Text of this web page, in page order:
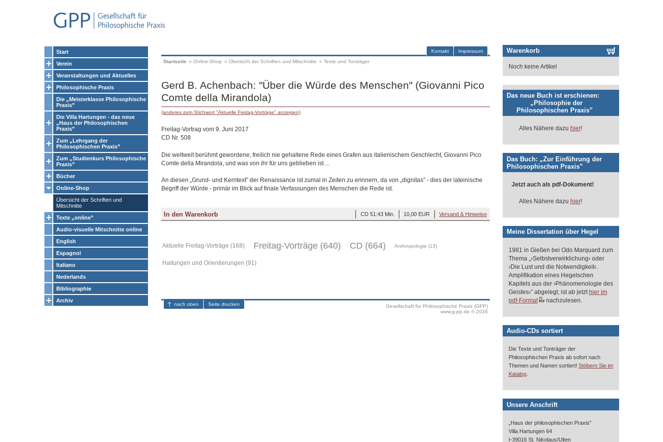
Start
Verein
Veranstaltungen und Aktuelles
Philosophische Praxis
Die „Meisterklasse Philosophische
Praxis”
Die Villa Hartungen - das neue
„Haus der Philosophischen
Praxis”
Zum „Lehrgang der
Philosophischen Praxis”
Zum „Studienkurs Philosophische
Praxis”
Bücher
Online-Shop
Übersicht der Schriften und
Mitschnitte
Texte „online”
Audio-visuelle Mitschnitte online
English
Espagnol
Italiano
Nederlands
Bibliographie
Archiv
Impressum
Kontakt
Startseite » Online-Shop » Übersicht der Schriften und Mitschnitte » Texte und Tonträger
Gerd B. Achenbach: "Über die Würde des Menschen" (Giovanni Pico
Comte della Mirandola)
(anderes zum Stichwort "Aktuelle Freitag-Vorträge" anzeigen)
Freitag-Vortrag vom 9. Juni 2017
CD Nr. 508
Die weltweit berühmt gewordene, freilich nie gehaltene Rede eines Grafen aus italienischem Geschlecht, Giovanni Pico
Comte della Mirandola, und was von ihr für uns geblieben ist ...
An diesen „Grund- und Kerntext” der Renaissance ist zumal in Zeiten zu erinnern, da von „dignitas” - dies der lateinische
Begriff der Würde - primär im Blick auf finale Verfassungen des Menschen die Rede ist.
Versand & Hinweise
10,00 EUR
CD 51:43 Min.
Aktuelle Freitag-Vorträge (168) Freitag-Vorträge (640) CD (664) Anthropologie (13)
Haltungen und Orientierungen (91)
Gesellschaft für Philosophische Praxis (GPP)
www.g-pp.de © 2026
nach oben Seite drucken
Warenkorb
Noch keine Artikel
Das neue Buch ist erschienen:
„Philosophie der
Philosophischen Praxis”
Alles Nähere dazu hier!
Das Buch: „Zur Einführung der
Philosophischen Praxis”
Jetzt auch als pdf-Dokument!
Alles Nähere dazu hier!
Meine Dissertation über Hegel
1981 in Gießen bei Odo Marquard zum
Thema „›Selbstverwirklichung‹ oder
›Die Lust und die Notwendigkeit‹.
Amplifikation eines Hegelschen
Kapitels aus der ›Phänomenologie des
Geistes‹” abgelegt, ist ab jetzt hier im
pdf-Format
nachzulesen.
Audio-CDs sortiert
Die Texte und Tonträger der
Philosophischen Praxis ab sofort nach
Themen und Namen sortiert! Stöbern Sie im
Katalog.
Unsere Anschrift
„Haus der philosophischen Praxis”
Villa Hartungen 64
I-39016 St. Nikolaus/Ulten